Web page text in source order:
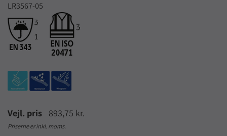
LR3567-05
Vejl. pris 893,75 kr.
Priserne er inkl. moms.